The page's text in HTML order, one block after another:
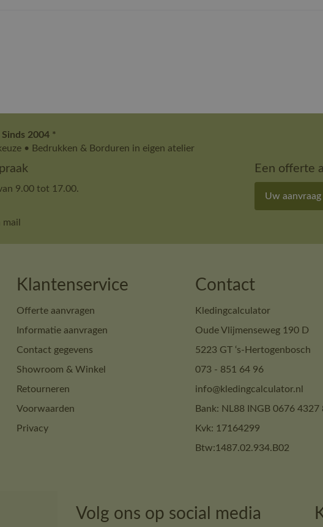
2004 *
• Bedrukken & Borduren in eigen atelier
9.00 tot 17.00.
Een offerte
Uw aanvraag
Klantenservice
Offerte aanvragen
Informatie aanvragen
Contact gegevens
Showroom & Winkel
Retourneren
Voorwaarden
Privacy
Contact
Kledingcalculator
Oude Vlijmenseweg 190 D
5223 GT ‘s-Hertogenbosch
073 - 851 64 96
info@kledingcalculator.nl
Bank: NL88 INGB 0676 4327
Kvk: 17164299
Btw:1487.02.934.B02
Volg ons op social media